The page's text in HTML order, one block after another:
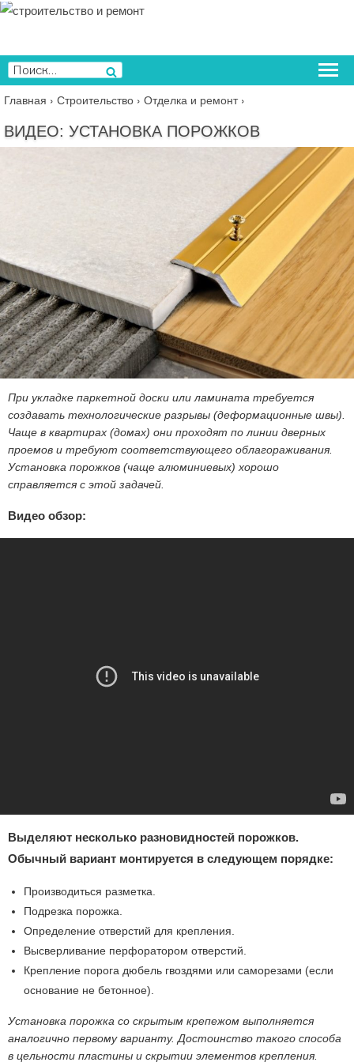
Перейти
содержимому
Искать:
Поиск
Главная › Строительство › Отделка и ремонт›
ВИДЕО: УСТАНОВКА ПОРОЖКОВ
При укладке паркетной доски или ламината требуется
создавать технологические разрывы (деформационные швы).
Чаще в квартирах (домах) они проходят по линии дверных
проемов и требуют соответствующего облагораживания.
Установка порожков (чаще алюминиевых) хорошо
справляется с этой задачей.
Видео обзор:
Выделяют несколько разновидностей порожков.
Обычный вариант монтируется в следующем порядке:
Производиться разметка.
Подрезка порожка.
Определение отверстий для крепления.
Высверливание перфоратором отверстий.
Крепление порога дюбель гвоздями или саморезами (если
основание не бетонное).
Установка порожка со скрытым крепежом выполняется
аналогично первому варианту. Достоинство такого способа
в цельности пластины и скрытии элементов крепления.